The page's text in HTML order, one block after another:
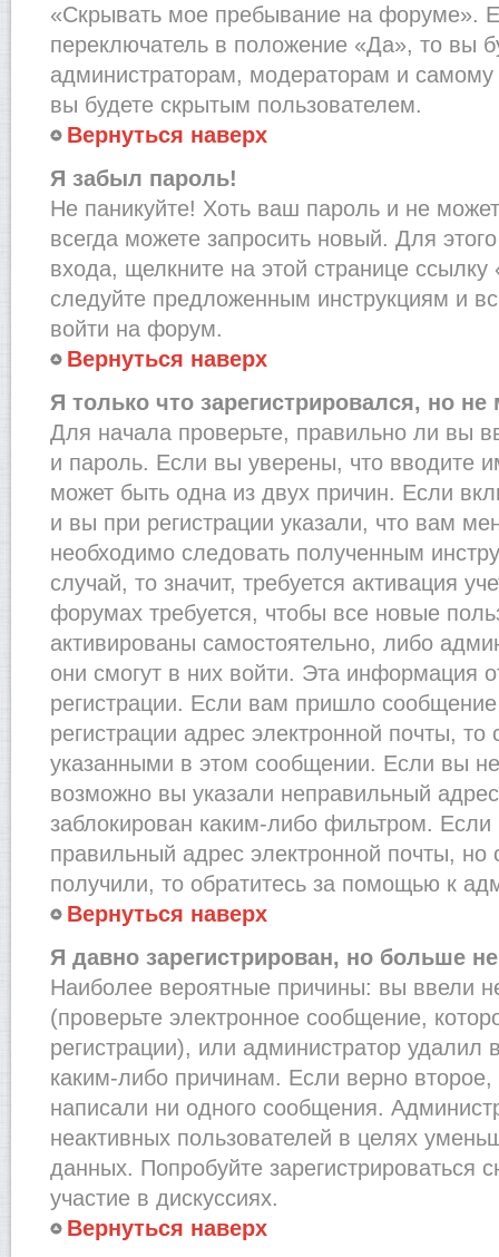
«Скрывать мое пребывание на форуме».
переключатель в положение «Да», то вы
администраторам, модераторам и
вы будете скрытым пользователем.
Вернуться наверх
Я забыл пароль!
Не паникуйте! Хоть ваш пароль и не
всегда можете запросить новый. Для
входа, щелкните на этой странице
следуйте предложенным инструкциям и
войти на форум.
Вернуться наверх
Я только что зарегистрировался, но не
Для начала проверьте, правильно ли вы
и пароль. Если вы уверены, что вводите
может быть одна из двух причин. Если
и вы при регистрации указали, что вам
необходимо следовать полученным
случай, то значит, требуется активация
форумах требуется, чтобы все новые
активированы самостоятельно, либо
они смогут в них войти. Эта информация
регистрации. Если вам пришло
регистрации адрес электронной почты, то
указанными в этом сообщении. Если вы
возможно вы указали неправильный
заблокирован каким-либо фильтром.
правильный адрес электронной почты, но
получили, то обратитесь за помощью к
Вернуться наверх
Я давно зарегистрирован, но больше
Наиболее вероятные причины: вы ввели
(проверьте электронное сообщение,
регистрации), или администратор удалил
каким-либо причинам. Если верно
написали ни одного сообщения.
неактивных пользователей в целях
данных. Попробуйте зарегистрироваться
участие в дискуссиях.
Вернуться наверх